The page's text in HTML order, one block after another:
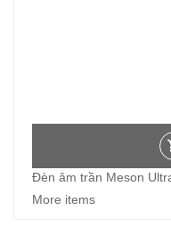
Đèn âm trần Meson
More items